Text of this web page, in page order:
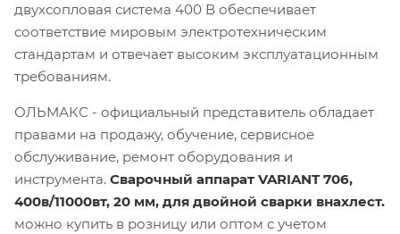
двухсопловая система 400 В обеспечивает
соответствие мировым электротехническим
стандартам и отвечает высоким эксплуатационным
требованиям.
ОЛЬМАКС - официальный представитель обладает
правами на продажу, обучение, сервисное
обслуживание, ремонт оборудования и
инструмента. Сварочный аппарат VARIANT 706,
400в/11000вт, 20 мм, для двойной сварки внахлест.
можно купить в розницу или оптом с учетом